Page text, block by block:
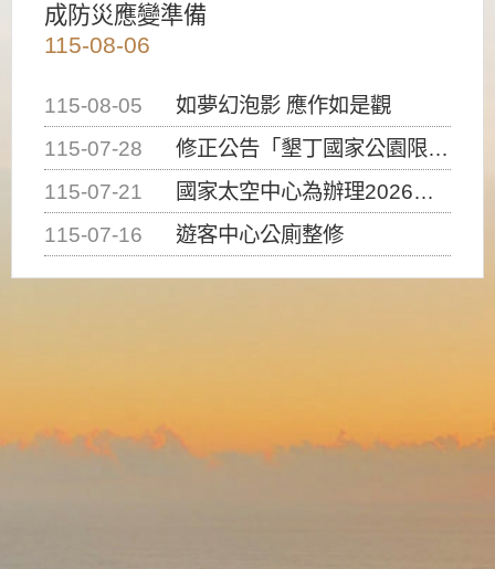
成防災應變準備
115-08-06
115-08-05
如夢幻泡影 應作如是觀
115-07-28
修正公告「墾丁國家公園限制水域遊憩活動之種類、範圍、時間及行為」，自即日生效。
115-07-21
國家太空中心為辦理2026台灣盃火箭競賽，陸、海、空域警戒及協調相關事宜，因颱風備案事宜
115-07-16
遊客中心公廁整修